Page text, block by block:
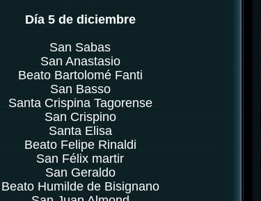
Día 5 de diciembre
San Sabas
San Anastasio
Beato Bartolomé Fanti
San Basso
Santa Crispina Tagorense
San Crispino
Santa Elisa
Beato Felipe Rinaldi
San Félix martir
San Geraldo
Beato Humilde de Bisignano